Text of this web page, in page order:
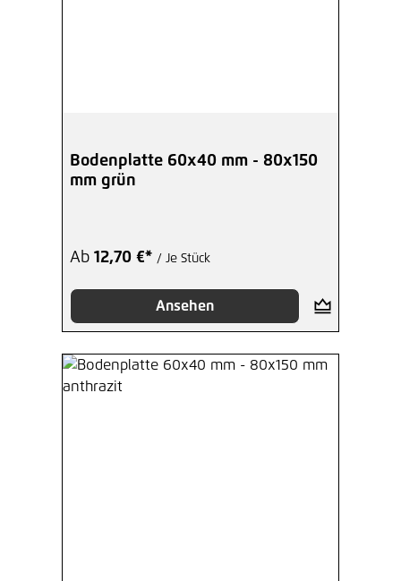
Bodenplatte 60x40 mm - 80x150
mm grün
Ab 12,70 €* / Je Stück
Ansehen